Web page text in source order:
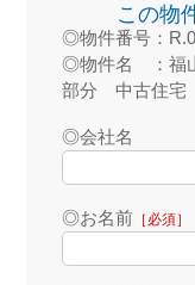
この物
◎物件番号：
◎物件名 ：福
部分 中古住宅
◎会社名
◎お名前 ［必須］